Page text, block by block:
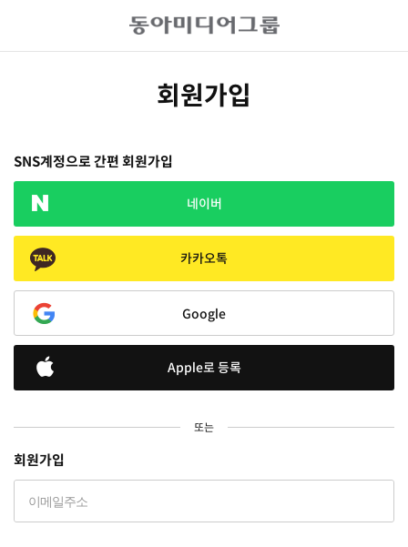
회원가입
SNS계정으로 간편 회원가입
네이버
카카오톡
Google
Apple로 등록
또는
회원가입